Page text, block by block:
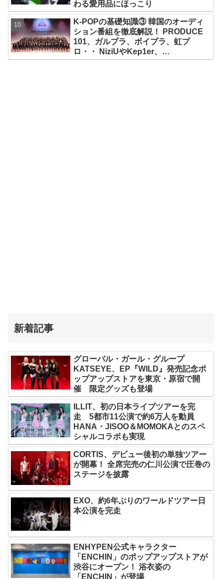
わる愛用品にほっこり
K-POPの基礎知識③ 韓国のオーディ
ション番組を徹底解説！ PRODUCE
101、ガルプラ、ボイプラ、虹プ
ロ・・ NiziUやKep1er、
ZEROBASEONEら人気グループが
新着記事
グローバル・ガール・グループ
KATSEYE、EP『WILD』発売記念ポ
ップアップストアを東京・原宿で開
催 限定グッズも登場
ILLIT、初の日本ライブツアーを完
走 5都市11公演で約6万人を動員
HANA・JISOO＆MOMOKAとのスペ
シャルコラボも実現
CORTIS、デビュー後初の単独ツアー
が開幕！ 全席完売の仁川公演で圧巻の
ステージを披露
EXO、約6年ぶりのワールドツアー日
本公演を完走
ENHYPEN公式キャラクター
「ENCHIN」のポップアップストアが
渋谷にオープン！ 浴衣姿の
「ENCHIN」が登場